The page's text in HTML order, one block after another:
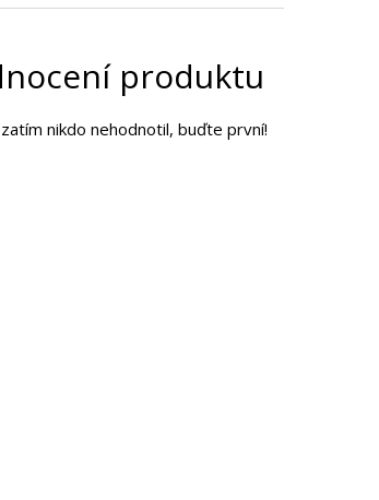
produktu
nikdo nehodnotil, buďte první!